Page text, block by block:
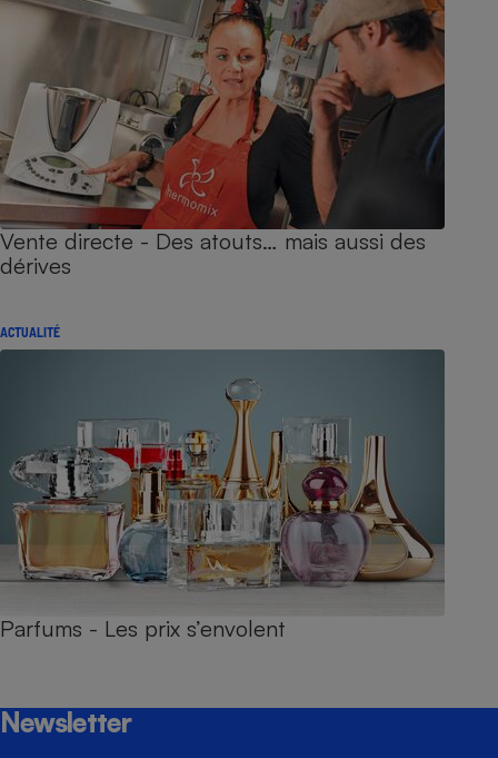
Vente directe - Des atouts… mais aussi des
dérives
ACTUALITÉ
Parfums - Les prix s’envolent
Newsletter